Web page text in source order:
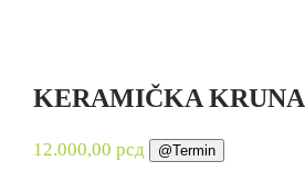
KERAMIČKA KRUNA
12.000,00 рсд @Termin